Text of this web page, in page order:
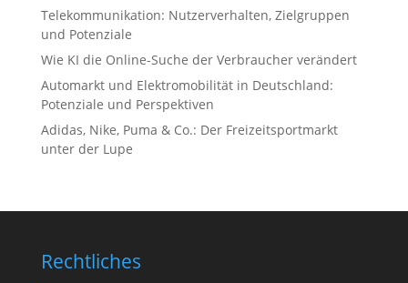
Telekommunikation: Nutzerverhalten, Zielgruppen
und Potenziale
Wie KI die Online-Suche der Verbraucher verändert
Automarkt und Elektromobilität in Deutschland:
Potenziale und Perspektiven
Adidas, Nike, Puma & Co.: Der Freizeitsportmarkt
unter der Lupe
Rechtliches